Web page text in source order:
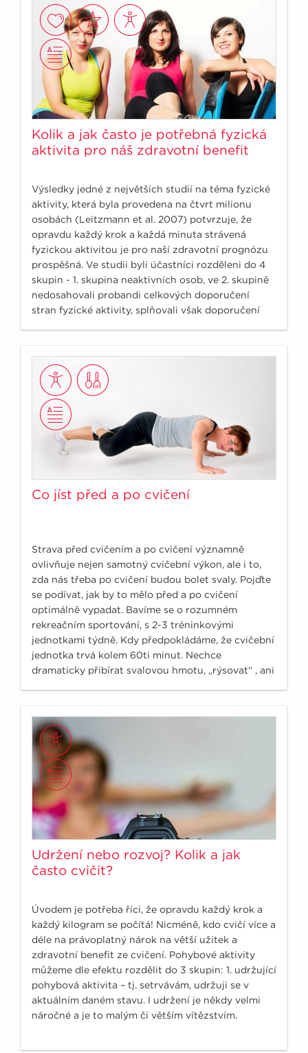
Kolik a jak často je potřebná fyzická
aktivita pro náš zdravotní benefit
Výsledky jedné z největších studií na téma fyzické
aktivity, která byla provedena na čtvrt milionu
osobách (Leitzmann et al. 2007) potvrzuje, že
opravdu každý krok a každá minuta strávená
fyzickou aktivitou je pro naší zdravotní prognózu
prospěšná. Ve studii byli účastníci rozděleni do 4
skupin - 1. skupina neaktivních osob, ve 2. skupině
nedosahovali probandi celkových doporučení
stran fyzické aktivity, splňovali však doporučení
Co jíst před a po cvičení
Strava před cvičením a po cvičení významně
ovlivňuje nejen samotný cvičební výkon, ale i to,
zda nás třeba po cvičení budou bolet svaly. Pojďte
se podívat, jak by to mělo před a po cvičení
optimálně vypadat. Bavíme se o rozumném
rekreačním sportování, s 2-3 tréninkovými
jednotkami týdně. Kdy předpokládáme, že cvičební
jednotka trvá kolem 60ti minut. Nechce
dramaticky přibírat svalovou hmotu, „rýsovat“ , ani
Udržení nebo rozvoj? Kolik a jak
často cvičit?
Úvodem je potřeba říci, že opravdu každý krok a
každý kilogram se počítá! Nicméně, kdo cvičí více a
déle na právoplatný nárok na větší užitek a
zdravotní benefit ze cvičení. Pohybové aktivity
můžeme dle efektu rozdělit do 3 skupin: 1. udržující
pohybová aktivita – tj. setrvávám, udržuji se v
aktuálním daném stavu. I udržení je někdy velmi
náročné a je to malým či větším vítězstvím.